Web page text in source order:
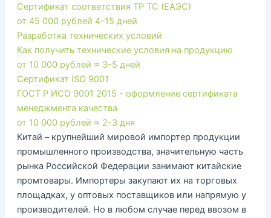
Сертификат соответствия ТР ТС (ЕАЭС)
от 45 000 рублей 4-15 дней
Разработка технических условий
Как получить технические условия на продукцию
от 10 000 рублей ≈ 3-5 дней
Сертификат ISO 9001
ГОСТ Р ИСО 9001 2015 - оформление сертификата
менеджмента качества
от 10 000 рублей ≈ 2-3 дня
Китай – крупнейший мировой импортер продукции
промышленного производства, значительную часть
рынка Российской Федерации занимают китайские
промтовары. Импортеры закупают их на торговых
площадках, у оптовых поставщиков или напрямую у
производителей. Но в любом случае перед ввозом в